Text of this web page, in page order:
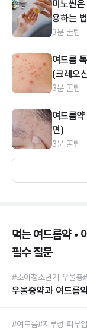
미노씬
용하는 법
3분 꿀팁
여드름
(크레오
3분 꿀팁
여드름
면)
3분 꿀팁
먹는 여드름약 •
필수 질문
#소아청소년기 우울증
우울증약과 여드름
#여드름#지루성 피부염